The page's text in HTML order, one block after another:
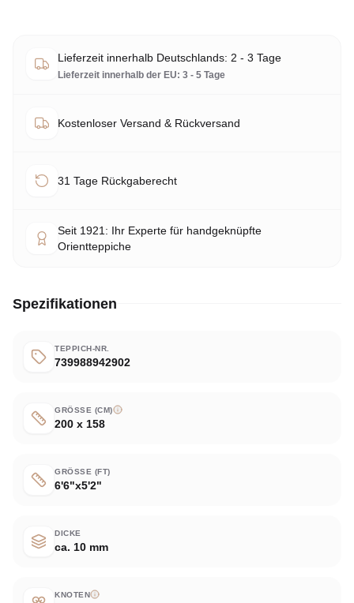
Lieferzeit innerhalb Deutschlands: 2 - 3 Tage
Lieferzeit innerhalb der EU: 3 - 5 Tage
Kostenloser Versand & Rückversand
31 Tage Rückgaberecht
Seit 1921: Ihr Experte für handgeknüpfte
Orientteppiche
Spezifikationen
TEPPICH-NR.
739988942902
GRÖSSE (CM)
200 x 158
GRÖSSE (FT)
6'6"x5'2"
DICKE
ca. 10 mm
KNOTEN